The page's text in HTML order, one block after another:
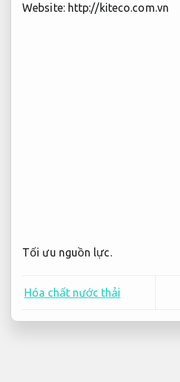
Website: http://kiteco.com.vn
Tối ưu nguồn lực.
Hóa chất nước thải